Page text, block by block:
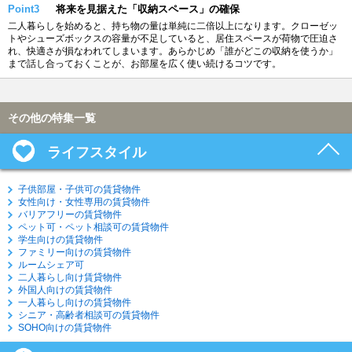
Point3 将来を見据えた「収納スペース」の確保
二人暮らしを始めると、持ち物の量は単純に二倍以上になります。クローゼッ
トやシューズボックスの容量が不足していると、居住スペースが荷物で圧迫さ
れ、快適さが損なわれてしまいます。あらかじめ「誰がどこの収納を使うか」
まで話し合っておくことが、お部屋を広く使い続けるコツです。
その他の特集一覧
ライフスタイル
子供部屋・子供可の賃貸物件
女性向け・女性専用の賃貸物件
バリアフリーの賃貸物件
ペット可・ペット相談可の賃貸物件
学生向けの賃貸物件
ファミリー向けの賃貸物件
ルームシェア可
二人暮らし向け賃貸物件
外国人向けの賃貸物件
一人暮らし向けの賃貸物件
シニア・高齢者相談可の賃貸物件
SOHO向けの賃貸物件